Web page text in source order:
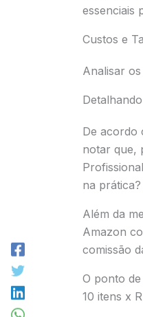
essenciais
Custos e
Analisar
De acordo
notar que,
na prática?
Além da
Amazon
comissão
O ponto
10 itens x